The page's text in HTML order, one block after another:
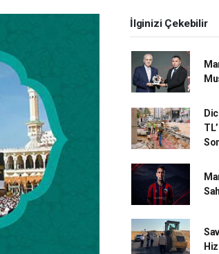
İlginizi Çekebilir